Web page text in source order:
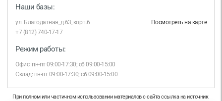
Наши базы:
ул. Благодатная, д.63, корп.6
Посмотреть на карте
+7 (812) 740-17-17
Режим работы:
Офис: пн-пт 09:00-17:30; сб 09:00-15:00
Склад: пн-пт 09:00-17:30; сб 09:00-15:00
При полном или частичном использовании материалов с сайта ссылка на источник